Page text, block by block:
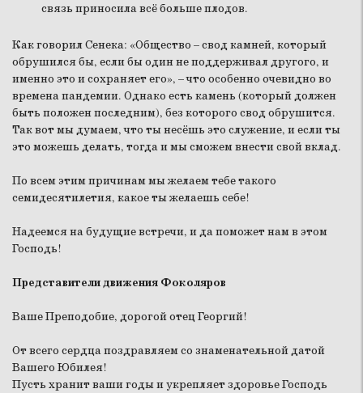
связь приносила всё больше плодов.
Как говорил Сенека: «Общество – свод камней, который
обрушился бы, если бы один не поддерживал другого, и
именно это и сохраняет его», – что особенно очевидно во
времена пандемии. Однако есть камень (который должен
быть положен последним), без которого свод обрушится.
Так вот мы думаем, что ты несёшь это служение, и если ты
это можешь делать, тогда и мы сможем внести свой вклад.
По всем этим причинам мы желаем тебе такого
семидесятилетия, какое ты желаешь себе!
Надеемся на будущие встречи, и да поможет нам в этом
Господь!
Представители движения Фоколяров
Ваше Преподобие, дорогой отец Георгий!
От всего сердца поздравляем со знаменательной датой
Вашего Юбилея!
Пусть хранит ваши годы и укрепляет здоровье Господь